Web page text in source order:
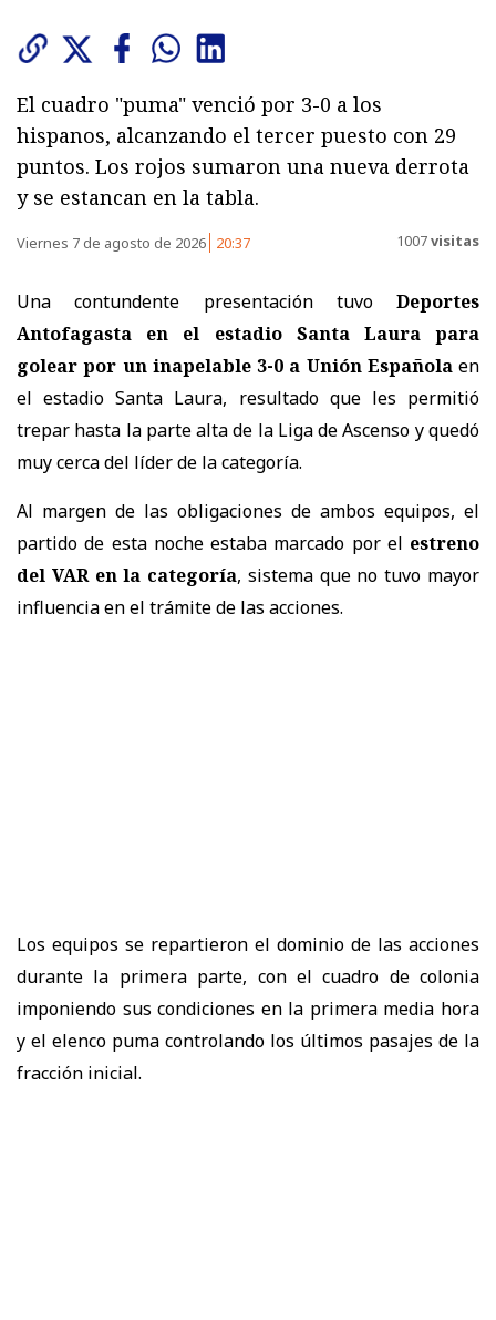
El cuadro "puma" venció por 3-0 a los
hispanos, alcanzando el tercer puesto con 29
puntos. Los rojos sumaron una nueva derrota
y se estancan en la tabla.
Viernes 7 de agosto de 2026 20:37 1007visitas
Una contundente presentación tuvo Deportes
Antofagasta en el estadio Santa Laura para
golear por un inapelable 3-0 a Unión Españolaen
el estadio Santa Laura, resultado que les permitió
trepar hasta la parte alta de la Liga de Ascenso y quedó
muy cerca del líder de la categoría.
Al margen de las obligaciones de ambos equipos, el
partido de esta noche estaba marcado por el estreno
del VAR en la categoría, sistema que no tuvo mayor
influencia en el trámite de las acciones.
Los equipos se repartieron el dominio de las acciones
durante la primera parte, con el cuadro de colonia
imponiendo sus condiciones en la primera media hora
y el elenco puma controlando los últimos pasajes de la
fracción inicial.